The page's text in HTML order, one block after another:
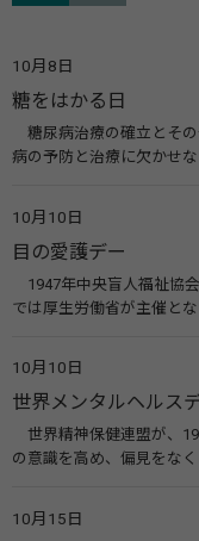
10月8日
糖をはかる日
糖尿病治療の確立とそ
病の予防と治療に欠かせ
療研究会） 糖尿病ネットワ
10月10日
目の愛護デー
1947年中央盲人福祉協
では厚生労働省が主催と
会）
10月10日
世界メンタルヘルス
世界精神保健連盟が、
の意識を高め、偏見をな
す。 関連リンク 世界メンタルヘルスデー（厚生労働省） 働く人のメンタ
10月15日